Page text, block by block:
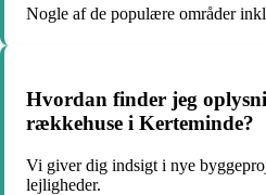
Nogle af de populære områder
Hvordan finder jeg
rækkehuse i Kerteminde?
Vi giver dig indsigt i nye
lejligheder.